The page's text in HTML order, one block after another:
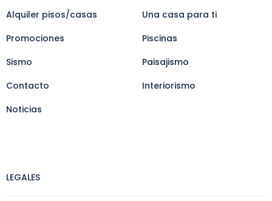
Alquiler pisos/casas
Promociones
Sismo
Contacto
Noticias
Una casa para ti
Piscinas
Paisajismo
Interiorismo
LEGALES